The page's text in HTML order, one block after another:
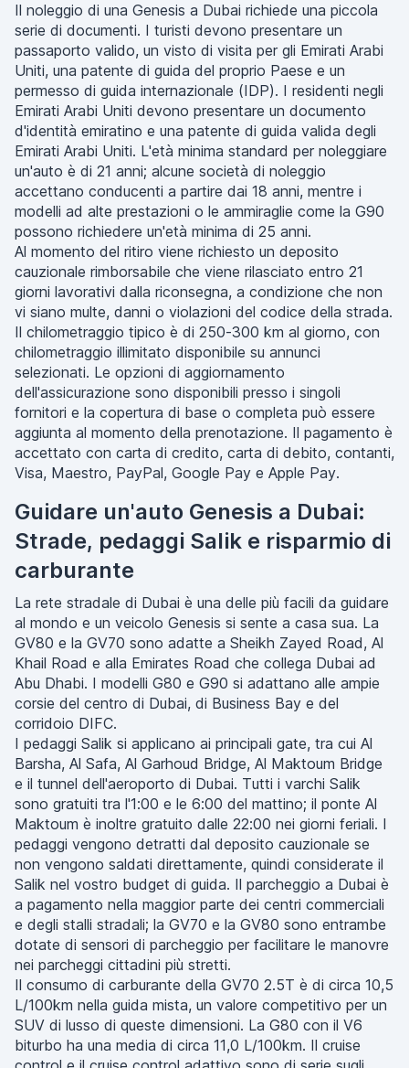
Il noleggio di una Genesis a Dubai richiede una piccola
serie di documenti. I turisti devono presentare un
passaporto valido, un visto di visita per gli Emirati Arabi
Uniti, una patente di guida del proprio Paese e un
permesso di guida internazionale (IDP). I residenti negli
Emirati Arabi Uniti devono presentare un documento
d'identità emiratino e una patente di guida valida degli
Emirati Arabi Uniti. L'età minima standard per noleggiare
un'auto è di 21 anni; alcune società di noleggio
accettano conducenti a partire dai 18 anni, mentre i
modelli ad alte prestazioni o le ammiraglie come la G90
possono richiedere un'età minima di 25 anni.
Al momento del ritiro viene richiesto un deposito
cauzionale rimborsabile che viene rilasciato entro 21
giorni lavorativi dalla riconsegna, a condizione che non
vi siano multe, danni o violazioni del codice della strada.
Il chilometraggio tipico è di 250-300 km al giorno, con
chilometraggio illimitato disponibile su annunci
selezionati. Le opzioni di aggiornamento
dell'assicurazione sono disponibili presso i singoli
fornitori e la copertura di base o completa può essere
aggiunta al momento della prenotazione. Il pagamento è
accettato con carta di credito, carta di debito, contanti,
Visa, Maestro, PayPal, Google Pay e Apple Pay.
Guidare un'auto Genesis a Dubai:
Strade, pedaggi Salik e risparmio di
carburante
La rete stradale di Dubai è una delle più facili da guidare
al mondo e un veicolo Genesis si sente a casa sua. La
GV80 e la GV70 sono adatte a Sheikh Zayed Road, Al
Khail Road e alla Emirates Road che collega Dubai ad
Abu Dhabi. I modelli G80 e G90 si adattano alle ampie
corsie del centro di Dubai, di Business Bay e del
corridoio DIFC.
I pedaggi Salik si applicano ai principali gate, tra cui Al
Barsha, Al Safa, Al Garhoud Bridge, Al Maktoum Bridge
e il tunnel dell'aeroporto di Dubai. Tutti i varchi Salik
sono gratuiti tra l'1:00 e le 6:00 del mattino; il ponte Al
Maktoum è inoltre gratuito dalle 22:00 nei giorni feriali. I
pedaggi vengono detratti dal deposito cauzionale se
non vengono saldati direttamente, quindi considerate il
Salik nel vostro budget di guida. Il parcheggio a Dubai è
a pagamento nella maggior parte dei centri commerciali
e degli stalli stradali; la GV70 e la GV80 sono entrambe
dotate di sensori di parcheggio per facilitare le manovre
nei parcheggi cittadini più stretti.
Il consumo di carburante della GV70 2.5T è di circa 10,5
L/100km nella guida mista, un valore competitivo per un
SUV di lusso di queste dimensioni. La G80 con il V6
biturbo ha una media di circa 11,0 L/100km. Il cruise